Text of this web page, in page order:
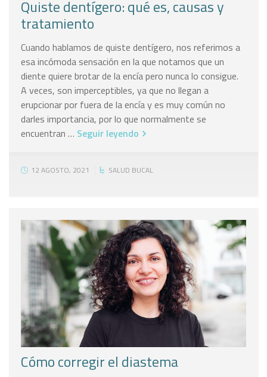
Quiste dentígero: qué es, causas y
tratamiento
Cuando hablamos de quiste dentígero, nos referimos a
esa incómoda sensación en la que notamos que un
diente quiere brotar de la encía pero nunca lo consigue.
A veces, son imperceptibles, ya que no llegan a
erupcionar por fuera de la encía y es muy común no
darles importancia, por lo que normalmente se
encuentran … Seguir leyendo
12 AGOSTO, 2021 SALUD BUCAL
Cómo corregir el diastema